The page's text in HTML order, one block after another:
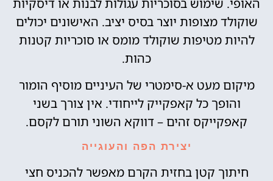
שוקולד מצופות יוצר בסיס יציב. האישונים יכולים
להיות מטיפות שוקולד מומס או סוכריות קטנות
כהות.
מיקום מעט א-סימטרי של העיניים מוסיף הומור
והופך כל קאפקייק לייחודי. אין צורך בשני
קאפקייקס זהים – דווקא השוני תורם לקסם.
יצירת הפה והעוגייה
חיתוך קטן בחזית הקרם מאפשר להכניס חצי